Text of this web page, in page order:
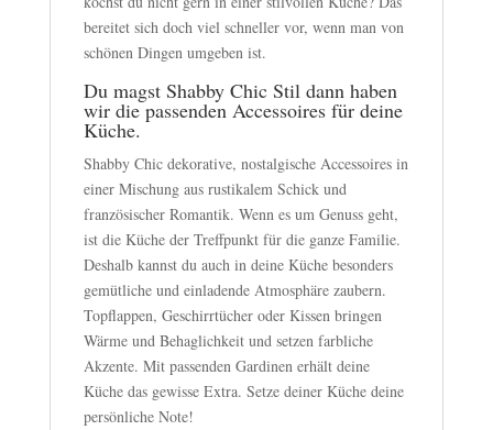
bereitet sich doch viel schneller vor, wenn man von
schönen Dingen umgeben ist.
Du magst Shabby Chic Stil dann haben
wir die passenden Accessoires für deine
Küche.
Shabby Chic dekorative, nostalgische Accessoires in
einer Mischung aus rustikalem Schick und
französischer Romantik. Wenn es um Genuss geht,
ist die Küche der Treffpunkt für die ganze Familie.
Deshalb kannst du auch in deine Küche besonders
gemütliche und einladende Atmosphäre zaubern.
Topflappen, Geschirrtücher oder Kissen bringen
Wärme und Behaglichkeit und setzen farbliche
Akzente. Mit passenden Gardinen erhält deine
Küche das gewisse Extra. Setze deiner Küche deine
persönliche Note!